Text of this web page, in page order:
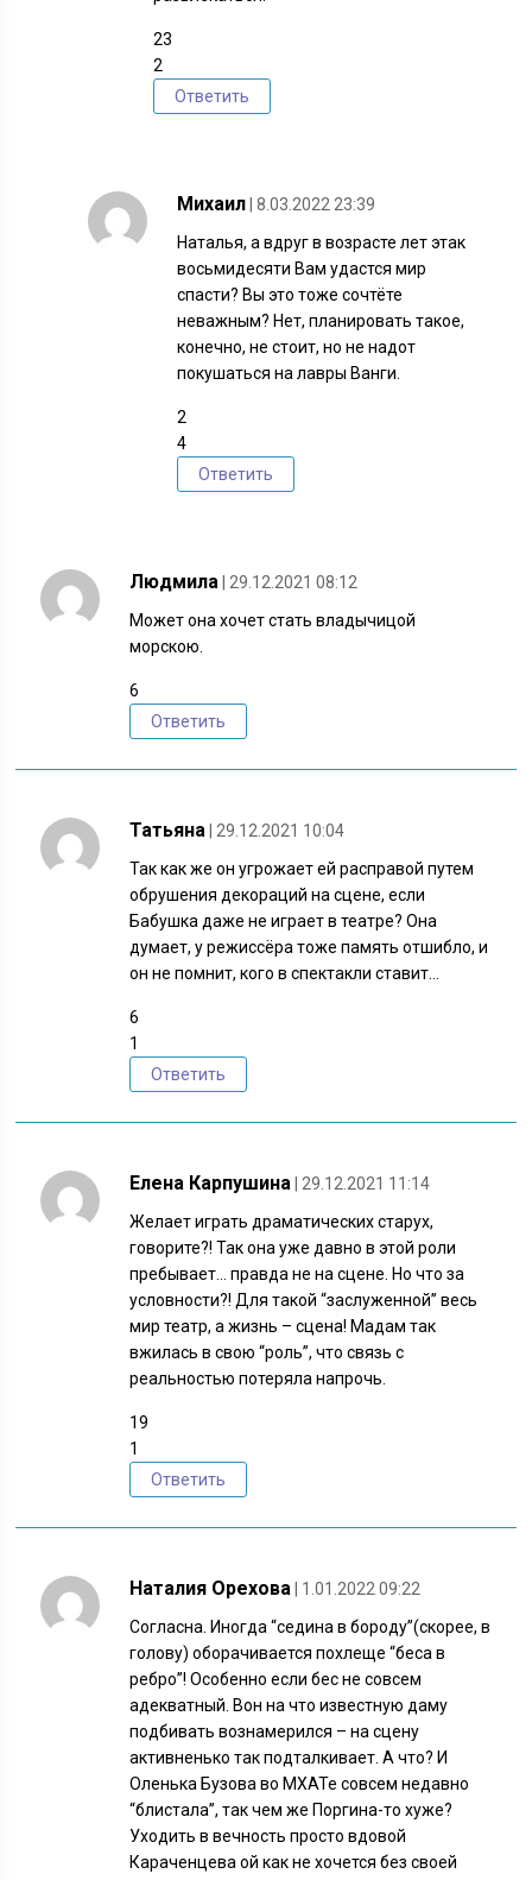
23
2
Ответить
Михаил | 8.03.2022 23:39
Наталья, а вдруг в возрасте лет этак
восьмидесяти Вам удастся мир
спасти? Вы это тоже сочтёте
неважным? Нет, планировать такое,
конечно, не стоит, но не надот
покушаться на лавры Ванги.
2
4
Ответить
Людмила
| 29.12.2021 08:12
Может она хочет стать владычицой
морскою.
6
Ответить
Татьяна
| 29.12.2021 10:04
Так как же он угрожает ей расправой путем
обрушения декораций на сцене, если
Бабушка даже не играет в театре? Она
думает, у режиссёра тоже память отшибло, и
он не помнит, кого в спектакли ставит…
6
1
Ответить
Елена Карпушина
| 29.12.2021 11:14
Желает играть драматических старух,
говорите?! Так она уже давно в этой роли
пребывает… правда не на сцене. Но что за
условности?! Для такой “заслуженной” весь
мир театр, а жизнь – сцена! Мадам так
вжилась в свою “роль”, что связь с
реальностью потеряла напрочь.
19
1
Ответить
Наталия Орехова
| 1.01.2022 09:22
Согласна. Иногда “седина в бороду”(скорее, в
голову) оборачивается похлеще “беса в
ребро”! Особенно если бес не совсем
адекватный. Вон на что известную даму
подбивать вознамерился – на сцену
активненько так подталкивает. А что? И
Оленька Бузова во МХАТе совсем недавно
“блистала”, так чем же Поргина-то хуже?
Уходить в вечность просто вдовой
Караченцева ой как не хочется без своей